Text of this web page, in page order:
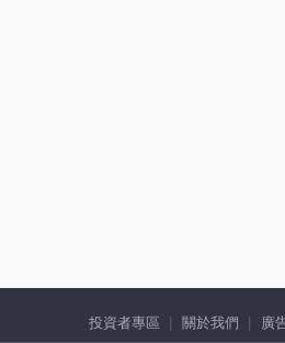
投資者專區 關於我們 廣